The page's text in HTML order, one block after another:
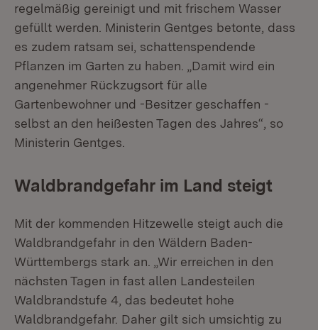
regelmäßig gereinigt und mit frischem Wasser
gefüllt werden. Ministerin Gentges betonte, dass
es zudem ratsam sei, schattenspendende
Pflanzen im Garten zu haben. „Damit wird ein
angenehmer Rückzugsort für alle
Gartenbewohner und -Besitzer geschaffen -
selbst an den heißesten Tagen des Jahres“, so
Ministerin Gentges.
Waldbrandgefahr im Land steigt
Mit der kommenden Hitzewelle steigt auch die
Waldbrandgefahr in den Wäldern Baden-
Württembergs stark an. „Wir erreichen in den
nächsten Tagen in fast allen Landesteilen
Waldbrandstufe 4, das bedeutet hohe
Waldbrandgefahr. Daher gilt sich umsichtig zu